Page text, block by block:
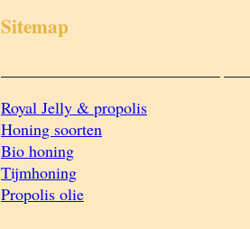
Sitemap
Royal Jelly & propolis
Honing soorten
Bio honing
Tijmhoning
Propolis olie